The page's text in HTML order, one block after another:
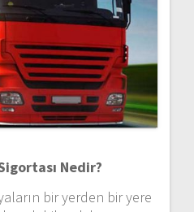
Nedir?
bir yerden bir yere